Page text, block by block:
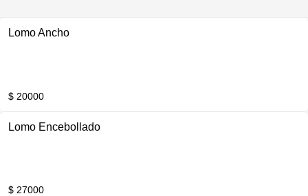
Lomo Ancho
$ 20000
Lomo Encebollado
$ 27000